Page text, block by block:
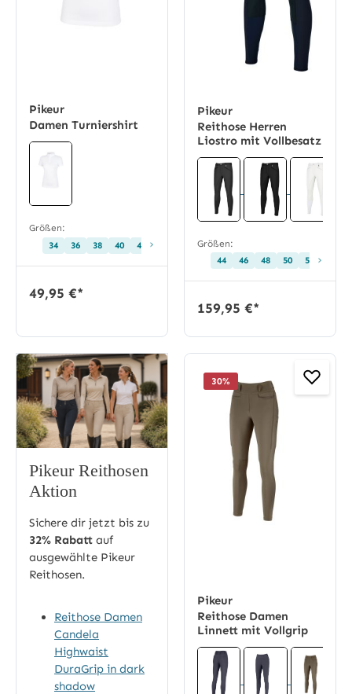
Pikeur Reithosen
Aktion
Sichere dir jetzt bis zu
32% Rabatt auf
ausgewählte Pikeur
Reithosen.
Reithose Damen
Candela
Highwaist
DuraGrip in dark
shadow
Pikeur
Damen Turniershirt
Größen:
34
36 38 40 42 ›
49,95 €*
Pikeur
Reithose Herren
Liostro mit Vollbesatz
Größen:
44
46 48 50 52 ›
159,95 €*
30%
Pikeur
Reithose Damen
Linnett mit Vollgrip